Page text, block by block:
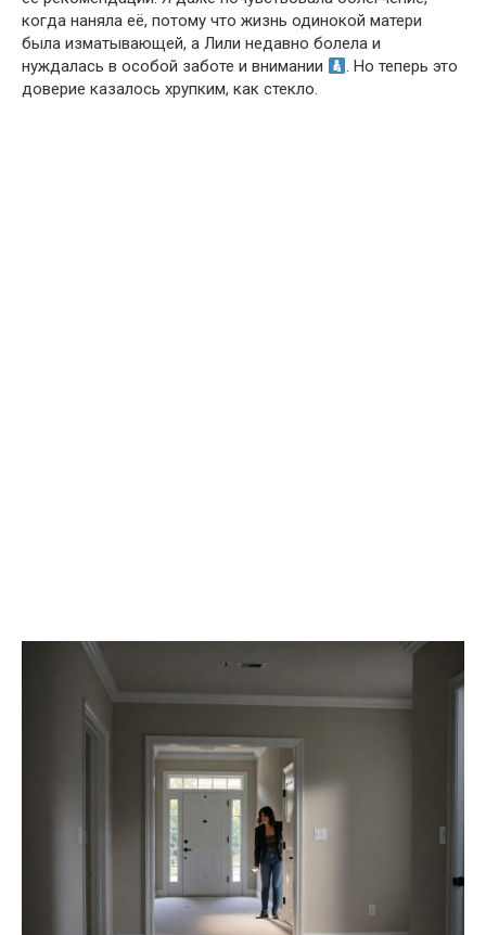
когда наняла её, потому что жизнь одинокой матери
была изматывающей, а Лили недавно болела и
нуждалась в особой заботе и внимании
. Но теперь это
доверие казалось хрупким, как стекло.